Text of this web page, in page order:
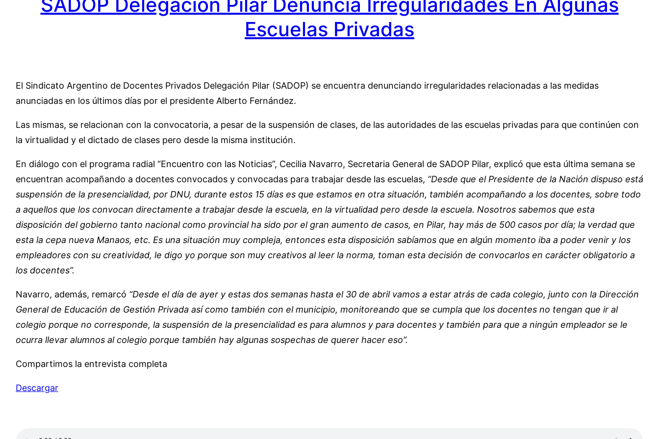
Escuelas Privadas
El Sindicato Argentino de Docentes Privados Delegación Pilar (SADOP) se encuentra denunciando irregularidades relacionadas a las medidas
anunciadas en los últimos días por el presidente Alberto Fernández.
Las mismas, se relacionan con la convocatoria, a pesar de la suspensión de clases, de las autoridades de las escuelas privadas para que continúen con
la virtualidad y el dictado de clases pero desde la misma institución.
En diálogo con el programa radial “Encuentro con las Noticias”, Cecilia Navarro, Secretaria General de SADOP Pilar, explicó que esta última semana se
encuentran acompañando a docentes convocados y convocadas para trabajar desde las escuelas, “Desde que el Presidente de la Nación dispuso está
suspensión de la presencialidad, por DNU, durante estos 15 días es que estamos en otra situación, también acompañando a los docentes, sobre todo
a aquellos que los convocan directamente a trabajar desde la escuela, en la virtualidad pero desde la escuela. Nosotros sabemos que esta
disposición del gobierno tanto nacional como provincial ha sido por el gran aumento de casos, en Pilar, hay más de 500 casos por día; la verdad que
esta la cepa nueva Manaos, etc. Es una situación muy compleja, entonces esta disposición sabíamos que en algún momento iba a poder venir y los
empleadores con su creatividad, le digo yo porque son muy creativos al leer la norma, toman esta decisión de convocarlos en carácter obligatorio a
los docentes”.
Navarro, además, remarcó “Desde el día de ayer y estas dos semanas hasta el 30 de abril vamos a estar atrás de cada colegio, junto con la Dirección
General de Educación de Gestión Privada así como también con el municipio, monitoreando que se cumpla que los docentes no tengan que ir al
colegio porque no corresponde, la suspensión de la presencialidad es para alumnos y para docentes y también para que a ningún empleador se le
ocurra llevar alumnos al colegio porque también hay algunas sospechas de querer hacer eso”.
Compartimos la entrevista completa
Descargar